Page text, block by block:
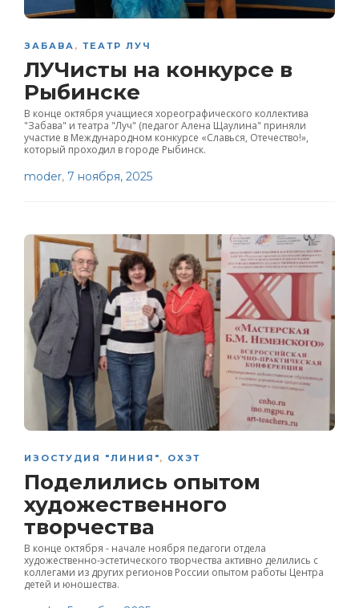
ЗАБАВА , ТЕАТР ЛУЧ
ЛУЧисты на конкурсе в
Рыбинске
В конце октября учащиеся хореографического коллектива
"Забава" и театра "Луч" (педагог Алена Щаулина" приняли
участие в Международном конкурсе «Славься, Отечество!»,
который проходил в городе Рыбинск.
moder, 7 ноября, 2025
ИЗОСТУДИЯ "ЛИНИЯ", ОХЭТ
Поделились опытом
художественного
творчества
В конце октября - начале ноября педагоги отдела
художественно-эстетического творчества активно делились с
коллегами из других регионов России опытом работы Центра
детей и юношества.